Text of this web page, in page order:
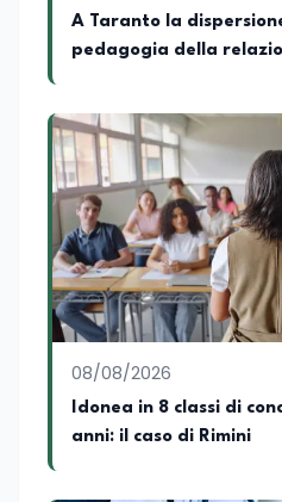
A Taranto la
pedagogia della
08/08/2026
Idonea in 8 classi di
anni: il caso di Rimini